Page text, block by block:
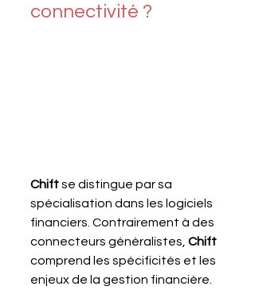
connectivité ?
Chift se distingue par sa
spécialisation dans les logiciels
financiers. Contrairement à des
connecteurs généralistes, Chift
comprend les spécificités et les
enjeux de la gestion financière.